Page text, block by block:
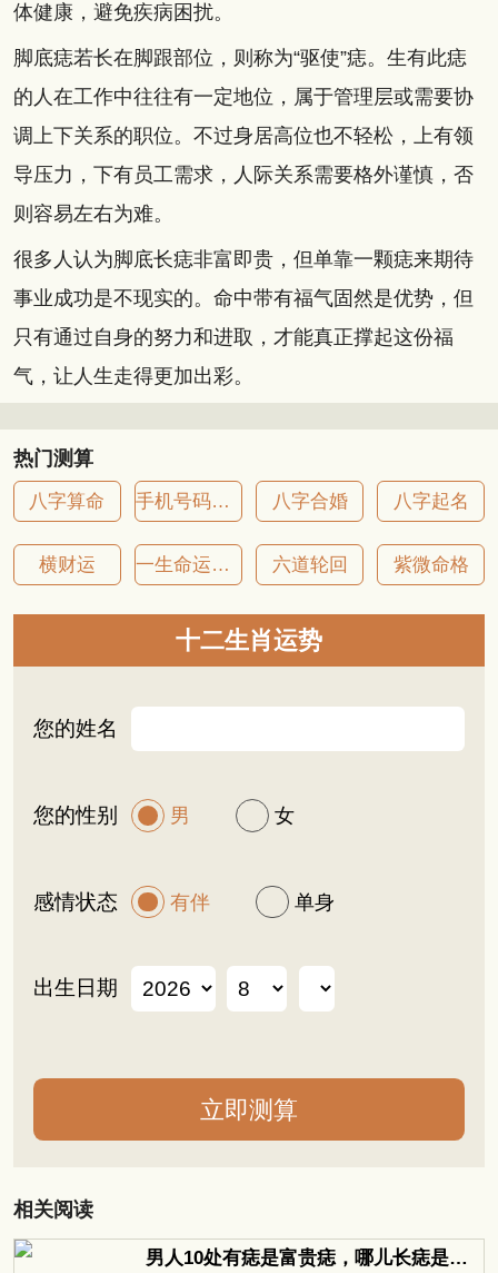
体健康，避免疾病困扰。
脚底痣若长在脚跟部位，则称为“驱使”痣。生有此痣
的人在工作中往往有一定地位，属于管理层或需要协
调上下关系的职位。不过身居高位也不轻松，上有领
导压力，下有员工需求，人际关系需要格外谨慎，否
则容易左右为难。
很多人认为脚底长痣非富即贵，但单靠一颗痣来期待
事业成功是不现实的。命中带有福气固然是优势，但
只有通过自身的努力和进取，才能真正撑起这份福
气，让人生走得更加出彩。
热门测算
八字算命 手机号码吉凶 八字合婚 八字起名
横财运 一生命运详批 六道轮回 紫微命格
十二生肖运势
您的姓名
您的性别 男 女
感情状态 有伴 单身
出生日期
相关阅读
男人10处有痣是富贵痣，哪儿长痣是富贵命